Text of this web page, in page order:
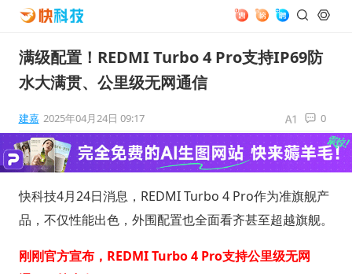
满级配置！REDMI Turbo 4 Pro支持IP69防
水大满贯、公里级无网通信
建嘉 2025年04月24日 09:17 0
快科技4月24日消息，REDMI Turbo 4 Pro作为准旗舰产
品，不仅性能出色，外围配置也全面看齐甚至超越旗舰。
刚刚官方宣布，REDMI Turbo 4 Pro支持公里级无网